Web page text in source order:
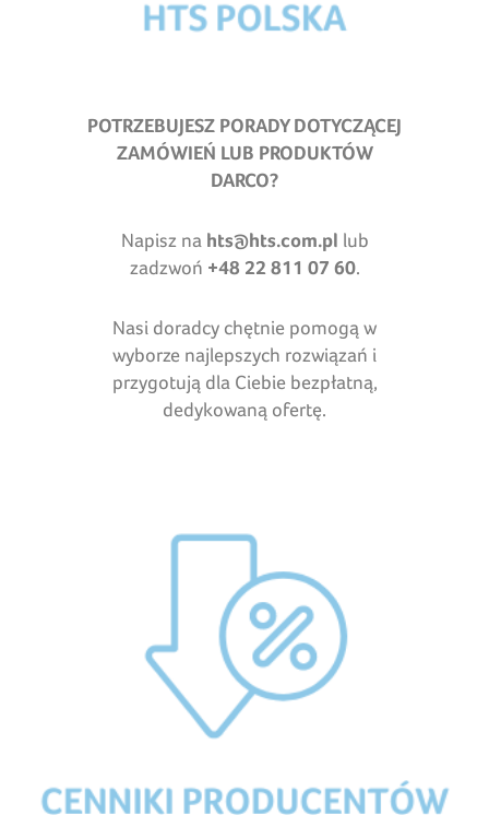
POTRZEBUJESZ PORADY DOTYCZĄCEJ
ZAMÓWIEŃ LUB PRODUKTÓW
DARCO?
Napisz na hts@hts.com.pl lub
zadzwoń +48 22 811 07 60.
Nasi doradcy chętnie pomogą w
wyborze najlepszych rozwiązań i
przygotują dla Ciebie bezpłatną,
dedykowaną ofertę.